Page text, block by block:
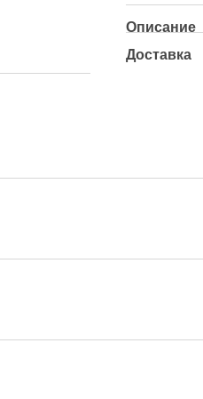
Описание
Доставка